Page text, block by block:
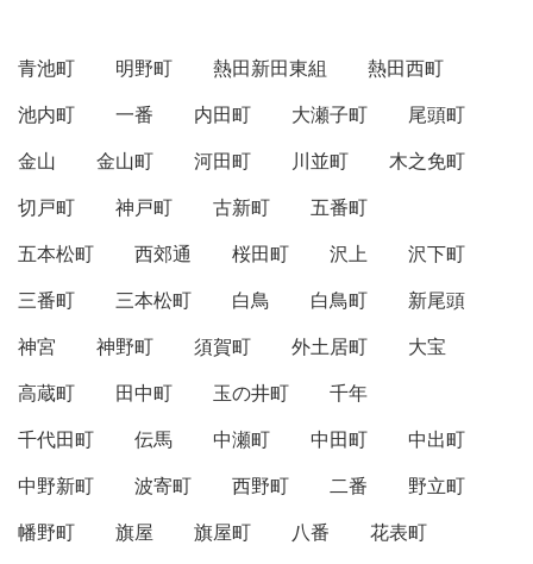
青池町 明野町 熱田新田東組
熱田西町
池内町
一番 内田町 大瀬子町
尾頭町
金山
金山町 河田町 川並町
木之免町
切戸町
神戸町 古新町
五番町
五本松町
西郊通 桜田町 沢上
沢下町
三番町
三本松町 白鳥 白鳥町
新尾頭
神宮
神野町 須賀町 外土居町
大宝
高蔵町
田中町 玉の井町
千年
千代田町
伝馬 中瀬町 中田町
中出町
中野新町
波寄町 西野町 二番
野立町
幡野町
旗屋 旗屋町 八番
花表町